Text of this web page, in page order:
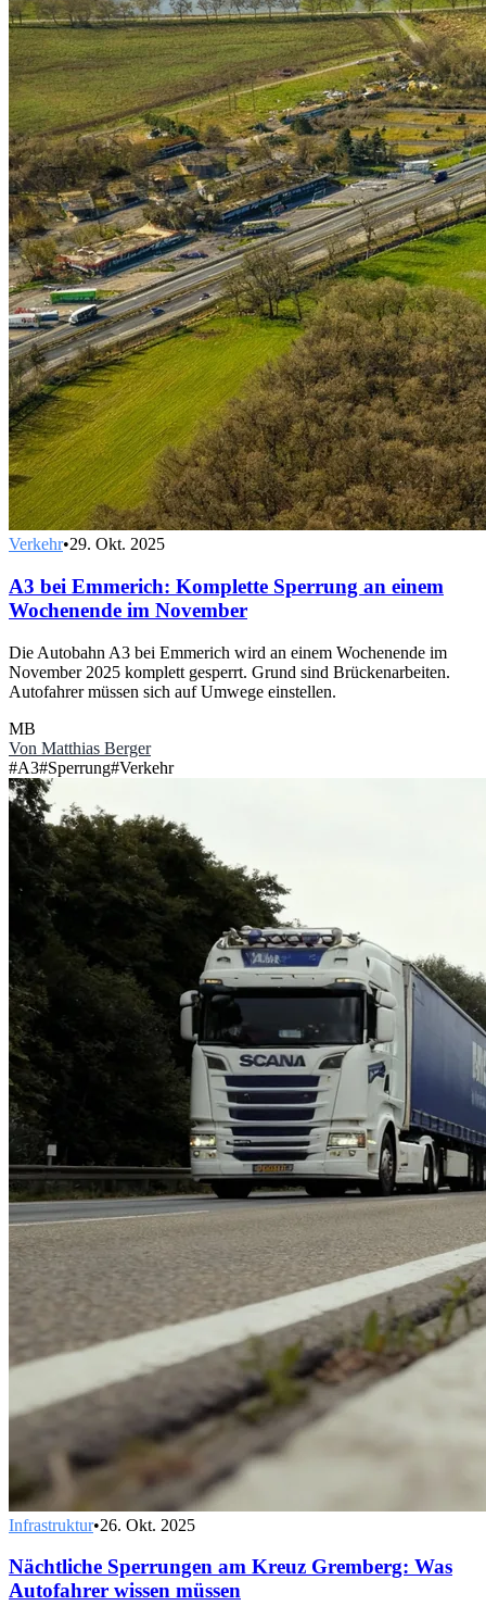
Verkehr•29. Okt. 2025
A3 bei Emmerich: Komplette Sperrung an einem
Wochenende im November
Die Autobahn A3 bei Emmerich wird an einem Wochenende im
November 2025 komplett gesperrt. Grund sind Brückenarbeiten.
Autofahrer müssen sich auf Umwege einstellen.
MB
Von Matthias Berger
#A3#Sperrung#Verkehr
Infrastruktur•26. Okt. 2025
Nächtliche Sperrungen am Kreuz Gremberg: Was
Autofahrer wissen müssen